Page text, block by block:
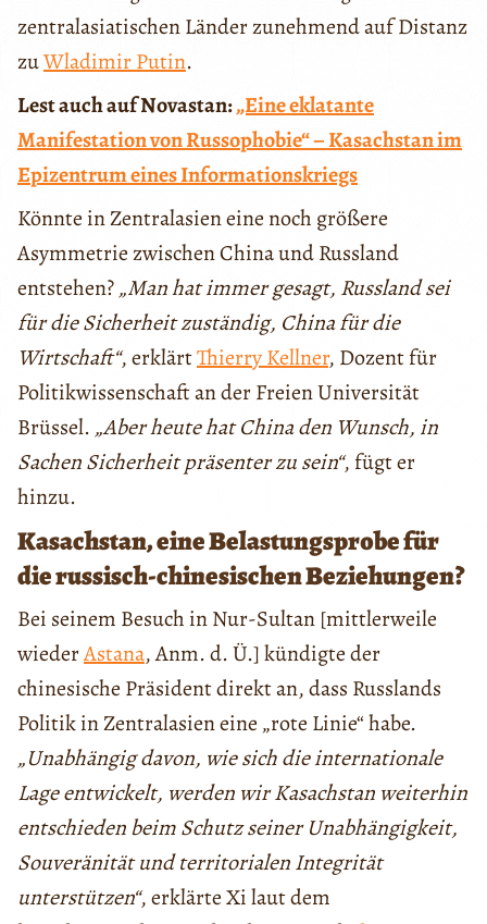
zentralasiatischen Länder zunehmend auf Distanz
zuWladimir Putin.
Lest auch auf Novastan:„Eine eklatante
Manifestation von Russophobie“ – Kasachstan im
Epizentrum eines Informationskriegs
Könnte in Zentralasien eine noch größere
Asymmetrie zwischen China und Russland
entstehen?„Man hat immer gesagt, Russland sei
für die Sicherheit zuständig, China für die
Wirtschaft“, erklärtThierry Kellner, Dozent für
Politikwissenschaft an der Freien Universität
Brüssel.„Aber heute hat China den Wunsch, in
Sachen Sicherheit präsenter zu sein“, fügt er
hinzu.
Kasachstan, eine Belastungsprobe für
die russisch-chinesischen Beziehungen?
Bei seinem Besuch in Nur-Sultan [mittlerweile
wiederAstana, Anm. d. Ü.] kündigte der
chinesische Präsident direkt an, dass Russlands
Politik in Zentralasien eine „rote Linie“ habe.
„Unabhängig davon, wie sich die internationale
Lage entwickelt, werden wir Kasachstan weiterhin
entschieden beim Schutz seiner Unabhängigkeit,
Souveränität und territorialen Integrität
unterstützen“, erklärte Xi laut dem